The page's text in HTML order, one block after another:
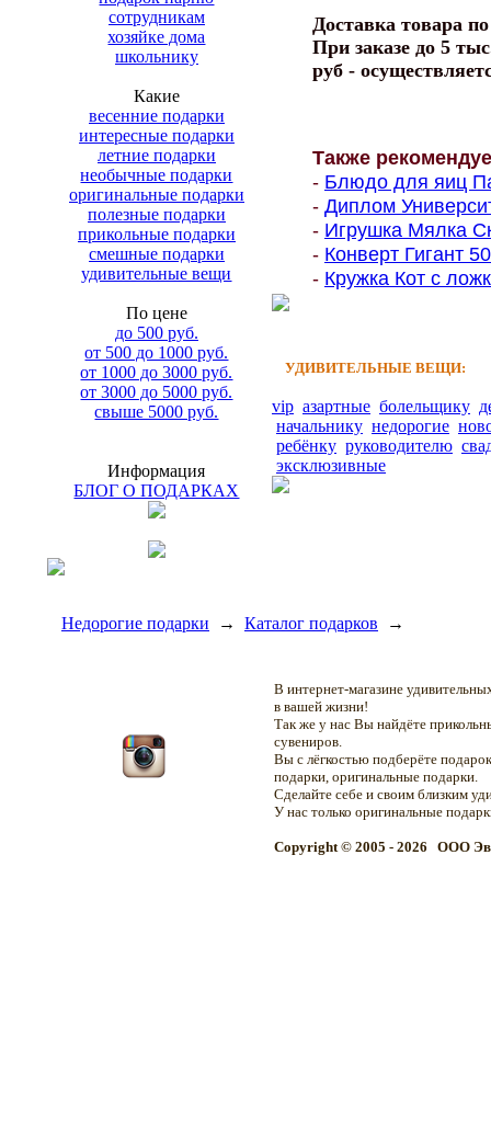
сотрудникам
хозяйке дома
школьнику
Какие
весенние подарки
интересные подарки
летние подарки
необычные подарки
оригинальные подарки
полезные подарки
прикольные подарки
смешные подарки
удивительные вещи
По цене
до 500 руб.
от 500 до 1000 руб.
от 1000 до 3000 руб.
от 3000 до 5000 руб.
свыше 5000 руб.
Информация
БЛОГ О ПОДАРКАХ
Доставка товара
При заказе до 5
руб -
Также
- Блюдо для яиц
- Диплом
- Игрушка Мялка
- Конверт Гигант
- Кружка Кот с
УДИВИТЕЛЬНЫЕ ВЕЩИ:
vip азартные болельщику
начальнику недорогие
ребёнку руководителю
эксклюзивные
Недорогие подарки → Каталог подарков →
В интернет-магазине
в вашей жизни!
Так же у нас Вы найдёте
сувениров.
Вы с лёгкостью подберёте
подарки, оригинальные подарки.
Сделайте себе и своим близким
У нас только оригинальные
Copyright © 2005 - 2026 OOO